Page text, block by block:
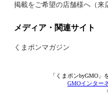
掲載をご希望の店舗様へ（来
メディア・関連サイト
くまポンマガジン
「くまポンbyGMO
GMOインター